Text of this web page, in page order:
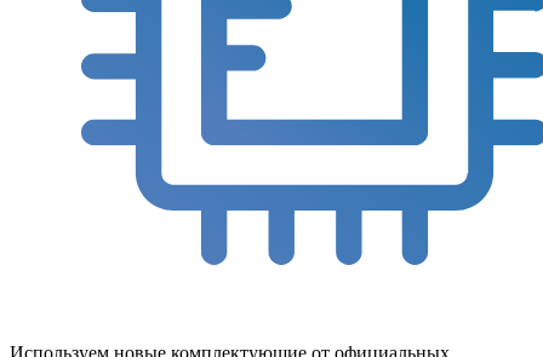
Используем новые комплектующие от официальных